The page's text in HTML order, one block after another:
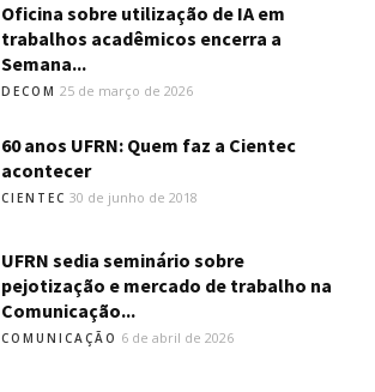
Oficina sobre utilização de IA em
trabalhos acadêmicos encerra a
Semana...
DECOM 25 de março de 2026
60 anos UFRN: Quem faz a Cientec
acontecer
CIENTEC 30 de junho de 2018
UFRN sedia seminário sobre
pejotização e mercado de trabalho na
Comunicação...
COMUNICAÇÃO 6 de abril de 2026